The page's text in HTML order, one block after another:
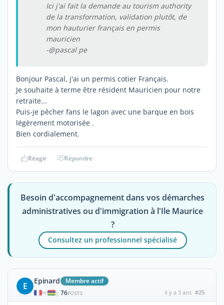
Ici j'ai fait la demande au tourism authority
de la transformation, validation plutôt, de
mon hauturier français en permis
mauricien
-@pascal pe
Bonjour Pascal, j'ai un permis cotier Français.
Je souhaite à terme être résident Mauricien pour notre
retraite...
Puis-je pêcher fans le lagon avec une barque en bois
légèrement motorisée .
Bien cordialement.
Réagir Répondre
Besoin d'accompagnement dans vos démarches
administratives ou d'immigration à l'Ile Maurice
?
Consultez un professionnel spécialisé
E Epinard Membre actif
| 76POSTS il y a 3 ans #25